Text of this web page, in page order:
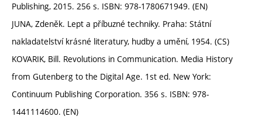
Publishing, 2015. 256 s. ISBN: 978-1780671949. (EN)
JUNA, Zdeněk. Lept a příbuzné techniky. Praha: Státní
nakladatelství krásné literatury, hudby a umění, 1954. (CS)
KOVARIK, Bill. Revolutions in Communication. Media History
from Gutenberg to the Digital Age. 1st ed. New York:
Continuum Publishing Corporation. 356 s. ISBN: 978-
1441114600. (EN)